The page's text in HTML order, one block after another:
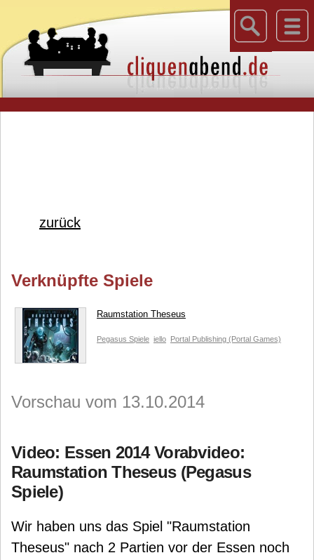
zurück
Verknüpfte Spiele
Raumstation Theseus
Pegasus Spiele iello Portal Publishing (Portal Games)
Vorschau vom 13.10.2014
Video: Essen 2014 Vorabvideo:
Raumstation Theseus (Pegasus
Spiele)
Wir haben uns das Spiel "Raumstation
Theseus" nach 2 Partien vor der Essen noch